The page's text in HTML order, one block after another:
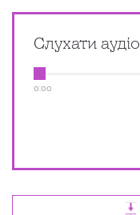
Слухати аудіо
0:00